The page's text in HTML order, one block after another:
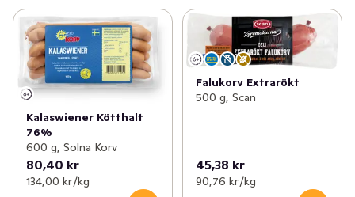
Kalaswiener Kötthalt
76%
600 g, Solna Korv
80,40 kr
134,00 kr /kg
Falukorv Extrarökt
500 g, Scan
45,38 kr
90,76 kr /kg